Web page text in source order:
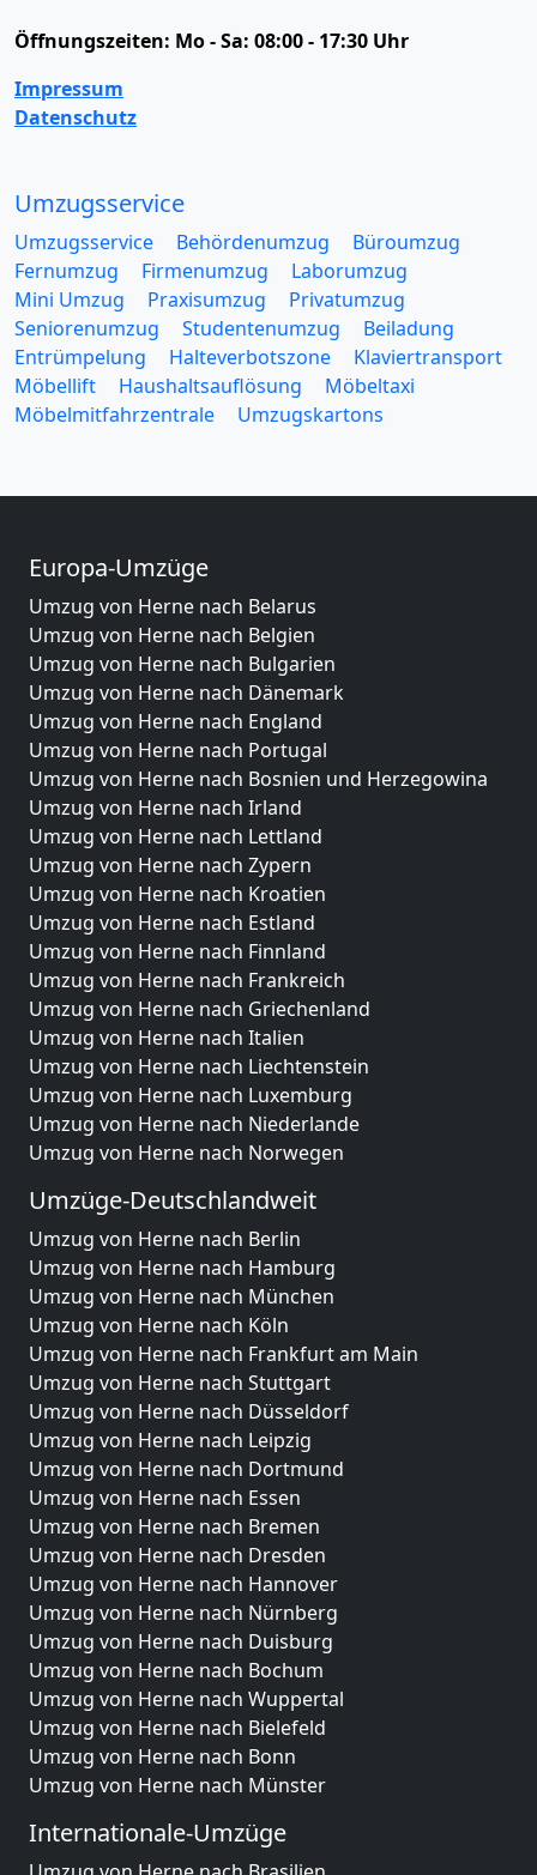
Öffnungszeiten: Mo - Sa: 08:00 - 17:30 Uhr
Impressum
Datenschutz
Umzugsservice
Umzugsservice Behördenumzug
Büroumzug
Fernumzug
Firmenumzug
Laborumzug
Mini Umzug
Praxisumzug
Privatumzug
Seniorenumzug
Studentenumzug
Beiladung
Entrümpelung
Halteverbotszone
Klaviertransport
Möbellift
Haushaltsauflösung
Möbeltaxi
Möbelmitfahrzentrale
Umzugskartons
Europa-Umzüge
Umzug von Herne nach Belarus
Umzug von Herne nach Belgien
Umzug von Herne nach Bulgarien
Umzug von Herne nach Dänemark
Umzug von Herne nach England
Umzug von Herne nach Portugal
Umzug von Herne nach Bosnien und Herzegowina
Umzug von Herne nach Irland
Umzug von Herne nach Lettland
Umzug von Herne nach Zypern
Umzug von Herne nach Kroatien
Umzug von Herne nach Estland
Umzug von Herne nach Finnland
Umzug von Herne nach Frankreich
Umzug von Herne nach Griechenland
Umzug von Herne nach Italien
Umzug von Herne nach Liechtenstein
Umzug von Herne nach Luxemburg
Umzug von Herne nach Niederlande
Umzug von Herne nach Norwegen
Umzüge-Deutschlandweit
Umzug von Herne nach Berlin
Umzug von Herne nach Hamburg
Umzug von Herne nach München
Umzug von Herne nach Köln
Umzug von Herne nach Frankfurt am Main
Umzug von Herne nach Stuttgart
Umzug von Herne nach Düsseldorf
Umzug von Herne nach Leipzig
Umzug von Herne nach Dortmund
Umzug von Herne nach Essen
Umzug von Herne nach Bremen
Umzug von Herne nach Dresden
Umzug von Herne nach Hannover
Umzug von Herne nach Nürnberg
Umzug von Herne nach Duisburg
Umzug von Herne nach Bochum
Umzug von Herne nach Wuppertal
Umzug von Herne nach Bielefeld
Umzug von Herne nach Bonn
Umzug von Herne nach Münster
Internationale-Umzüge